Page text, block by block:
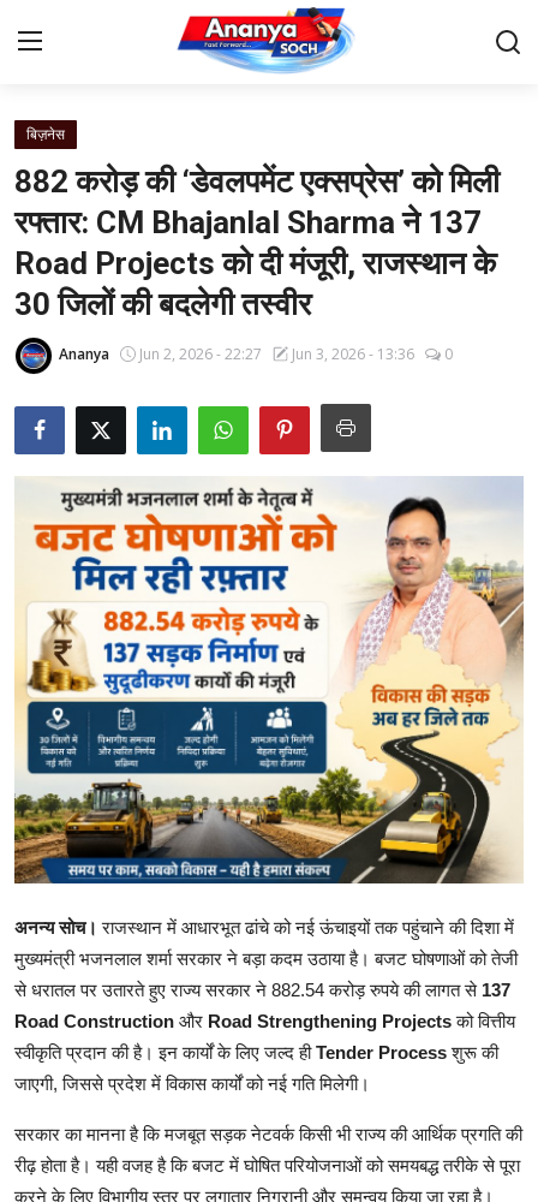
Home
Contact
About Us
राजनीति
मनोरंजन
राजस्थान
ट्रेंडिंग
Hindi
बिज़नेस
882 करोड़ की ‘डेवलपमेंट एक्सप्रेस’ को मिली
रफ्तार: CM Bhajanlal Sharma ने 137
Road Projects को दी मंजूरी, राजस्थान के
30 जिलों की बदलेगी तस्वीर
Ananya Jun 2, 2026 - 22:27 Jun 3, 2026 - 13:36 0
अनन्य सोच। राजस्थान में आधारभूत ढांचे को नई ऊंचाइयों तक पहुंचाने की दिशा में
मुख्यमंत्री भजनलाल शर्मा सरकार ने बड़ा कदम उठाया है। बजट घोषणाओं को तेजी
से धरातल पर उतारते हुए राज्य सरकार ने 882.54 करोड़ रुपये की लागत से 137
Road Construction और Road Strengthening Projectsको वित्तीय
स्वीकृति प्रदान की है। इन कार्यों के लिए जल्द हीTender Processशुरू की
जाएगी, जिससे प्रदेश में विकास कार्यों को नई गति मिलेगी।
सरकार का मानना है कि मजबूत सड़क नेटवर्क किसी भी राज्य की आर्थिक प्रगति की
रीढ़ होता है। यही वजह है कि बजट में घोषित परियोजनाओं को समयबद्ध तरीके से पूरा
करने के लिए विभागीय स्तर पर लगातार निगरानी और समन्वय किया जा रहा है।